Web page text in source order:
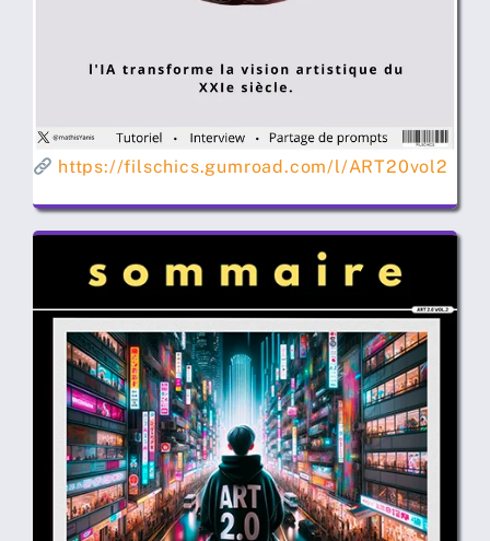
https://filschics.gumroad.com/l/ART20vol2